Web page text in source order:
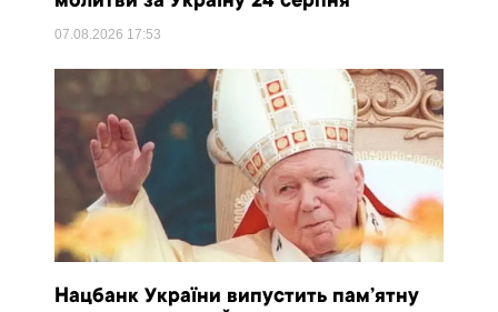
07.08.2026 17:53
Нацбанк України випустить пам’ятну